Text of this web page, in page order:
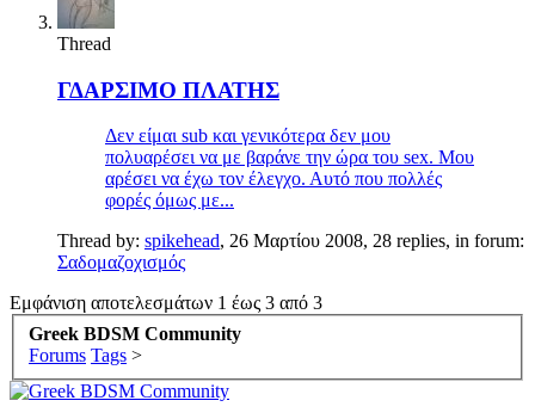
Thread
ΓΔΑΡΣΙΜΟ ΠΛΑΤΗΣ
Δεν είμαι sub και γενικότερα δεν μου
πολυαρέσει να με βαράνε την ώρα του sex. Μου
αρέσει να έχω τον έλεγχο. Αυτό που πολλές
φορές όμως με...
Thread by: spikehead, 26 Μαρτίου 2008, 28 replies, in forum:
Σαδομαζοχισμός
Εμφάνιση αποτελεσμάτων 1 έως 3 από 3
Greek BDSM Community
Forums Tags >